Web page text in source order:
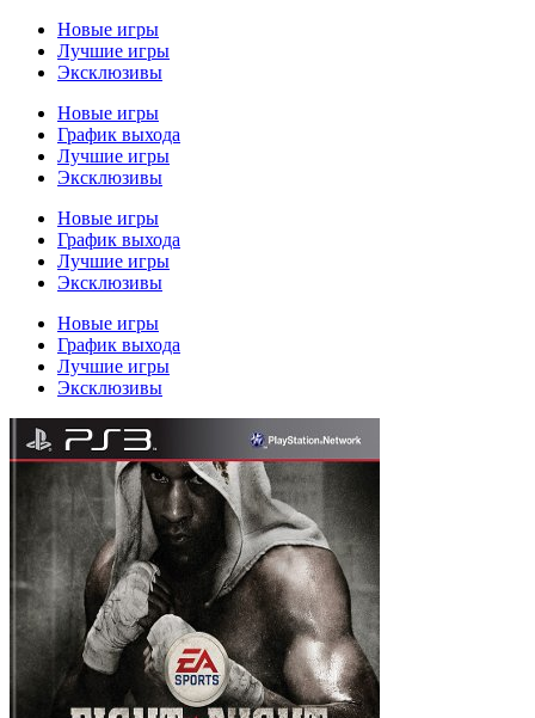
Новые игры
Лучшие игры
Эксклюзивы
Новые игры
График выхода
Лучшие игры
Эксклюзивы
Новые игры
График выхода
Лучшие игры
Эксклюзивы
Новые игры
График выхода
Лучшие игры
Эксклюзивы